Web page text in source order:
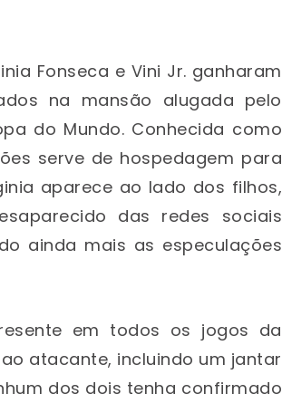
Fonseca e Vini Jr. ganharam
na mansão alugada pelo
do Mundo. Conhecida como
serve de hospedagem para
aparece ao lado dos filhos,
das redes sociais
ainda mais as especulações
em todos os jogos da
atacante, incluindo um jantar
dos dois tenha confirmado